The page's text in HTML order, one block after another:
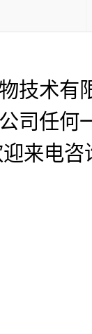
技术有
司任何
来电